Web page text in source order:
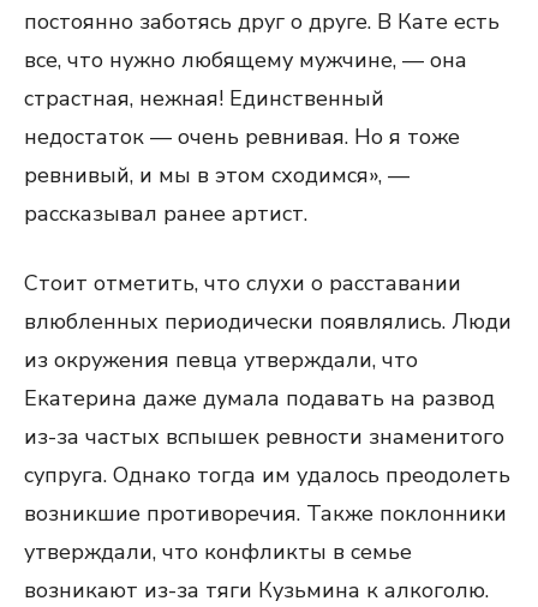
постоянно заботясь друг о друге. В Кате есть
все, что нужно любящему мужчине, — она
страстная, нежная! Единственный
недостаток — очень ревнивая. Но я тоже
ревнивый, и мы в этом сходимся», —
рассказывал ранее артист.
Стоит отметить, что слухи о расставании
влюбленных периодически появлялись. Люди
из окружения певца утверждали, что
Екатерина даже думала подавать на развод
из-за частых вспышек ревности знаменитого
супруга. Однако тогда им удалось преодолеть
возникшие противоречия. Также поклонники
утверждали, что конфликты в семье
возникают из-за тяги Кузьмина к алкоголю.